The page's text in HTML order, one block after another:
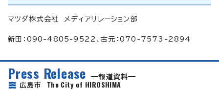
マツダ株式会社 メディアリレーション部
新田：090-4805-9522、古元：070-7573-2894
Press Release
報道資料
広島市 The City of HIROSHIMA